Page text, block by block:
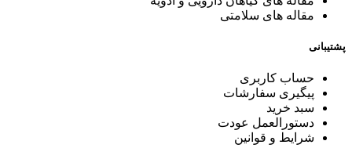
مقاله های سلامتی
پشتیبانی
حساب کاربری
پیگیری سفارشات
سبد خرید
دستورالعمل عودت
شرایط و قوانین